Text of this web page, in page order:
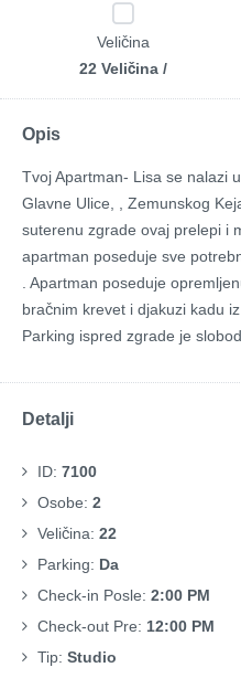
Veličina
22 Veličina /
Opis
Tvoj Apartman- Lisa se nalazi
Glavne Ulice, , Zemunskog
suterenu zgrade ovaj prelepi i
apartman poseduje sve
. Apartman poseduje
bračnim krevet i djakuzi kadu
Parking ispred zgrade je
Detalji
ID: 7100
Osobe: 2
Veličina: 22
Parking: Da
Check-in Posle: 2:00 PM
Check-out Pre: 12:00 PM
Tip: Studio